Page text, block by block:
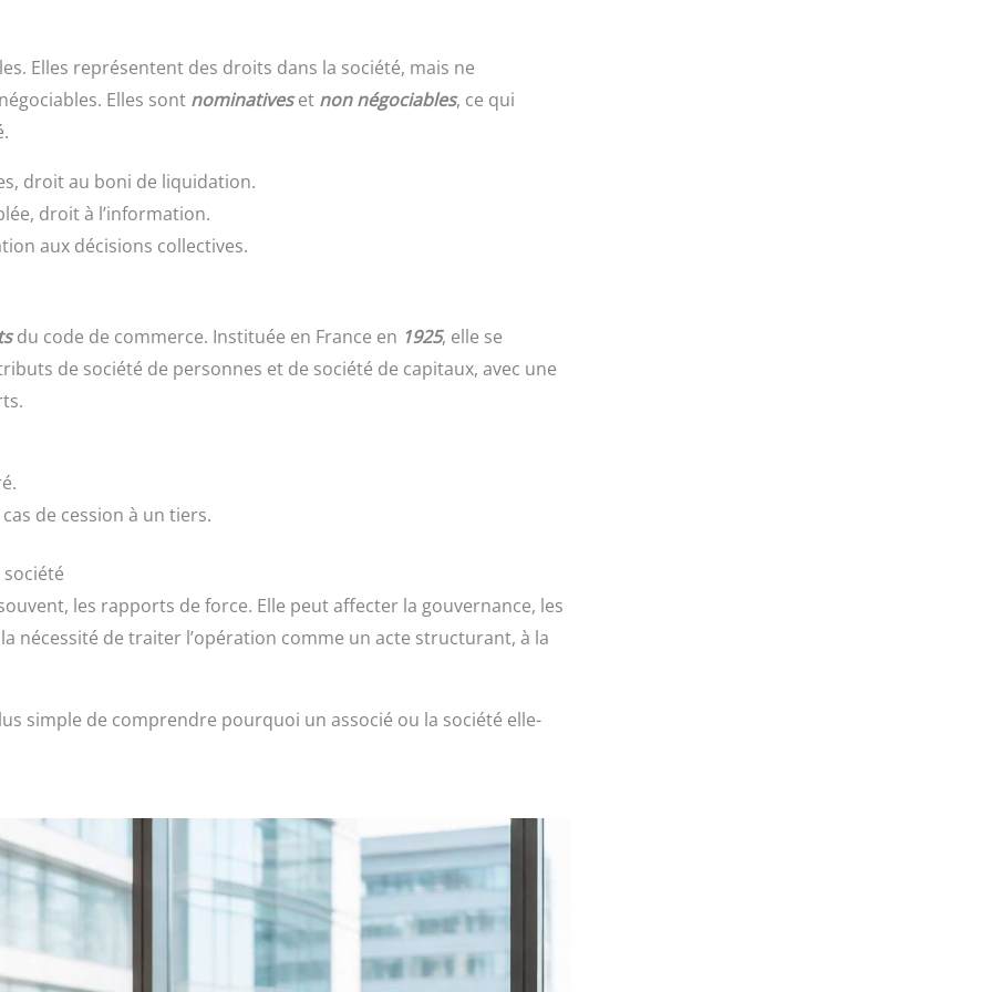
Elles représentent des droits dans la société, mais ne
Elles sont nominativeset non négociables, ce qui
droit au boni de liquidation.
droit à l’information.
aux décisions collectives.
du code de commerce. Instituée en France en 1925, elle se
de société de personnes et de société de capitaux, avec une
de cession à un tiers.
société
les rapports de force. Elle peut affecter la gouvernance, les
nécessité de traiter l’opération comme un acte structurant, à la
simple de comprendre pourquoi un associé ou la société elle-